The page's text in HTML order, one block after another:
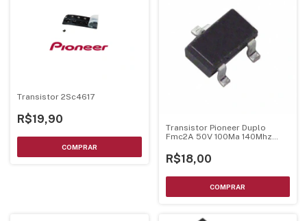
Transistor 2Sc4617
R$19,90
Transistor Pioneer Duplo
Fmc2A 50V 100Ma 140Mhz
R$18,00